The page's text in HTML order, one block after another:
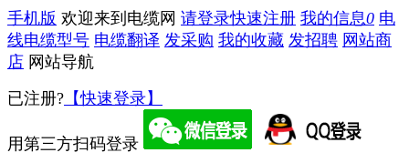
手机版 欢迎来到电缆网 请登录快速注册 我的信息0 电
线电缆型号 电缆翻译 发采购 我的收藏 发招聘 网站商
店 网站导航
已注册? 【快速登录】
用第三方扫码登录